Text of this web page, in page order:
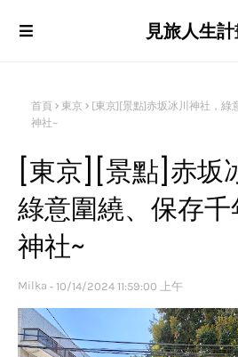
見旅人生
首頁 東京
[東京][景點]赤坂冰川神社，綠
神社~
[東京][景點]赤坂
綠意圍繞、保存
神社~
Milka 10/14/2024 11:59:00 上午